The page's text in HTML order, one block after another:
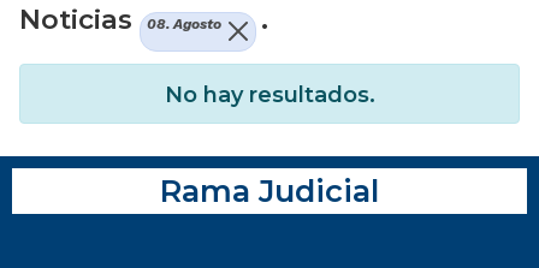
Noticias
08. Agosto .
No hay resultados.
Rama Judicial